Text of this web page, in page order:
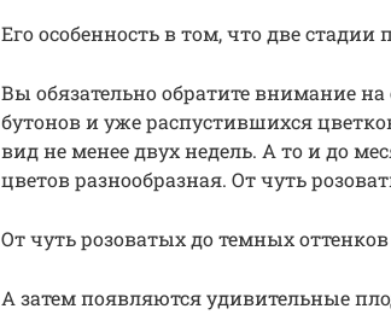
Его особенность в том, что две стадии
Вы обязательно обратите внимание
бутонов и уже распустившихся
вид не менее двух недель. А то и до
цветов разнообразная. От чуть
От чуть розоватых до темных оттенков
А затем появляются удивительные